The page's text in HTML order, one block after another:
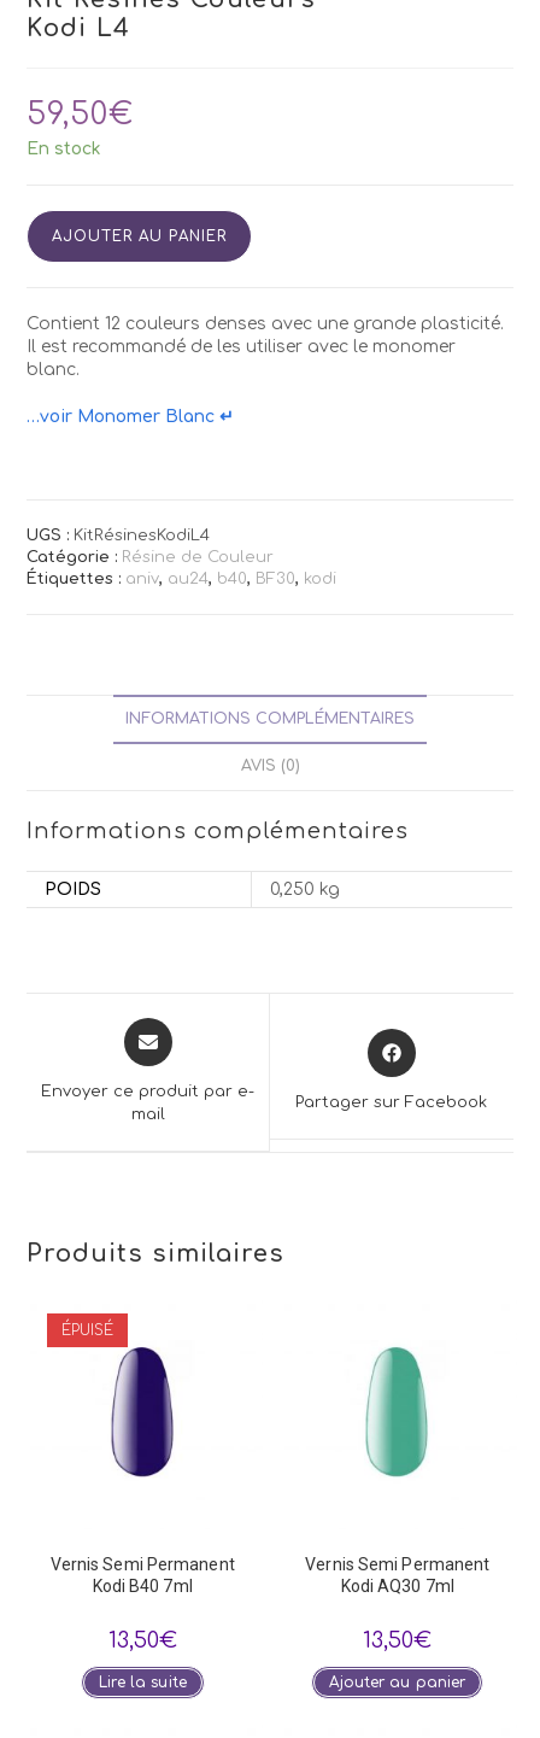
Kodi L4
59,50€
En stock
quantité
de
Kit
Kodi
L4
AJOUTER AU PANIER
Contient 12 couleurs denses avec une grande plasticité.
Il est recommandé de les utiliser avec le monomer
blanc.
…voir Monomer Blanc ↵
UGS : KitRésinesKodiL4
Catégorie : Résine de Couleur
Étiquettes : aniv, au24, b40, BF30, kodi
INFORMATIONS COMPLÉMENTAIRES
AVIS (0)
Informations complémentaires
POIDS 0,250 kg
Opens
in
new
Envoyer ce produit par e-
mail
Opens
in
Partager sur Facebook
Produits similaires
ÉPUISÉ
Vernis Semi Permanent
Kodi B40 7ml
13,50€
Lire la suite
Vernis Semi Permanent
Kodi AQ30 7ml
13,50€
Ajouter au panier